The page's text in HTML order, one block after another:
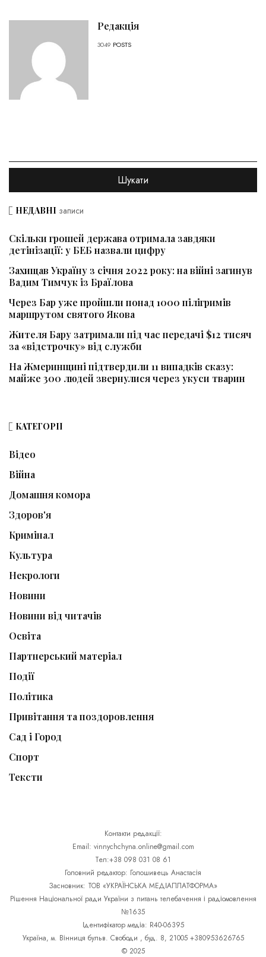
Редакція
3049 POSTS
НЕДАВНІ записи
Скільки грошей держава отримала завдяки
детінізації: у БЕБ назвали цифру
Захищав Україну з січня 2022 року: на війні загинув
Вадим Тимчук із Браїлова
Через Бар уже пройшли понад 1000 пілігримів
маршрутом святого Якова
Жителя Бару затримали під час передачі $12 тисяч
за «відстрочку» від служби
На Жмеринщині підтвердили 11 випадків сказу:
майже 300 людей звернулися через укуси тварин
КАТЕГОРІЇ
Відео
Війна
Домашня комора
Здоров'я
Кримінал
Культура
Некрологи
Новини
Новини від читачів
Освіта
Партнерський матеріал
Події
Політика
Привітання та поздоровлення
Сад і Город
Спорт
Тексти
Контакти редакції:
Email: vinnychchyna.online@gmail.com
Тел:+38 098 031 08 61
Головний редактор: Голошивець Анастасія
Засновник: ТОВ «УКРАЇНСЬКА МЕДІАПЛАТФОРМА»
Рішення Національної ради України з питань телебачення і радіомовлення
№1635
Ідентифікатор медіа: R40-06395
Україна, м. Вінниця бульв. Свободи , буд. 8, 21005 +380953626765
© 2025